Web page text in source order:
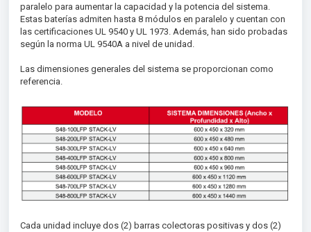
paralelo para aumentar la capacidad y la potencia del sistema.
Estas baterías admiten hasta 8 módulos en paralelo y cuentan con
las certificaciones UL 9540 y UL 1973. Además, han sido probadas
según la norma UL 9540A a nivel de unidad.
Las dimensiones generales del sistema se proporcionan como
referencia.
Cada unidad incluye dos (2) barras colectoras positivas y dos (2)